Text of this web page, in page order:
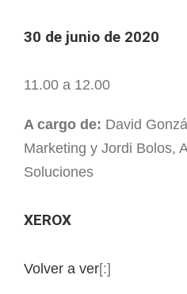
30 de junio de 2020
11.00 a 12.00
A cargo de: David
Marketing y Jordi Bolos,
Soluciones
XEROX
Volver a ver[:]